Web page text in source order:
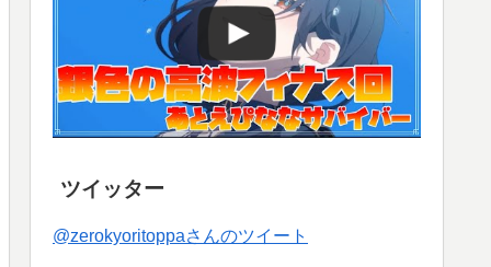
ツイッター
@zerokyoritoppaさんのツイート